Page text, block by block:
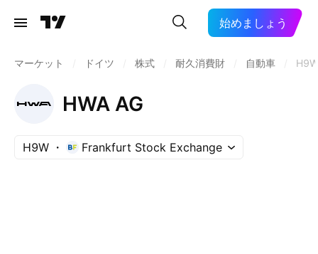
始めましょう
マーケット ドイツ 株式 耐久消費財 自動車 H9W
HWA AG
H9W Frankfurt Stock Exchange